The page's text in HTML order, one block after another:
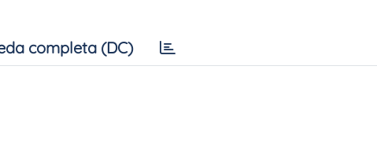
completa (DC)